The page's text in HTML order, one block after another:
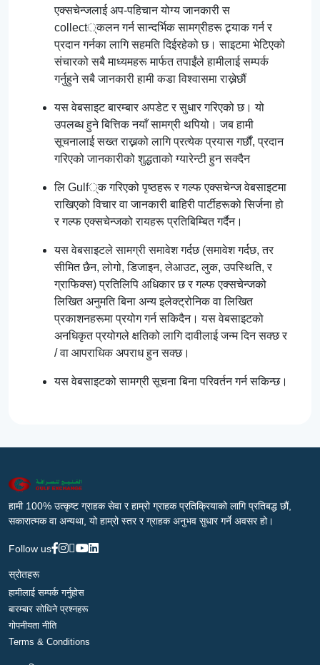
एक्सचेन्जलाई अप-पहिचान योग्य जानकारी स
collect्कलन गर्न सान्दर्भिक सामग्रीहरू ट्र्याक गर्न र
प्रदान गर्नका लागि सहमति दिईरहेको छ। साइटमा भेटिएको
संचारको सबै माध्यमहरू मार्फत तपाईंले हामीलाई सम्पर्क
गर्नुहुने सबै जानकारी हामी कडा विश्वासमा राख्नेछौं
यस वेबसाइट बारम्बार अपडेट र सुधार गरिएको छ। यो
उपलब्ध हुने बित्तिक नयाँ सामग्री थपियो। जब हामी
सूचनालाई सख्त राख्नको लागि प्रत्येक प्रयास गर्छौं, प्रदान
गरिएको जानकारीको शुद्धताको ग्यारेन्टी हुन सक्दैन
लि Gulf्क गरिएको पृष्ठहरू र गल्फ एक्सचेन्ज वेबसाइटमा
राखिएको विचार वा जानकारी बाहिरी पार्टीहरूको सिर्जना हो
र गल्फ एक्सचेन्जको रायहरू प्रतिबिम्बित गर्दैन।
यस वेबसाइटले सामग्री समावेश गर्दछ (समावेश गर्दछ, तर
सीमित छैन, लोगो, डिजाइन, लेआउट, लुक, उपस्थिति, र
ग्राफिक्स) प्रतिलिपि अधिकार छ र गल्फ एक्सचेन्जको
लिखित अनुमति बिना अन्य इलेक्ट्रोनिक वा लिखित
प्रकाशनहरूमा प्रयोग गर्न सकिदैन। यस वेबसाइटको
अनधिकृत प्रयोगले क्षतिको लागि दावीलाई जन्म दिन सक्छ र
/ वा आपराधिक अपराध हुन सक्छ।
यस वेबसाइटको सामग्री सूचना बिना परिवर्तन गर्न सकिन्छ।
हामी 100% उत्कृष्ट ग्राहक सेवा र हाम्रो ग्राहक प्रतिक्रियाको लागि प्रतिबद्ध छौं,
सकारात्मक वा अन्यथा, यो हाम्रो स्तर र ग्राहक अनुभव सुधार गर्ने अवसर हो।
Follow us
स्रोतहरू
हामीलाई सम्पर्क गर्नुहोस
बारम्बार सोधिने प्रश्नहरू
गोपनीयता नीति
Terms & Conditions